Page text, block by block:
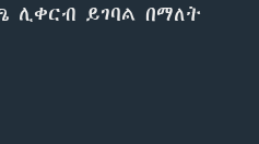
ሊቀርብ ይገባል በማለት